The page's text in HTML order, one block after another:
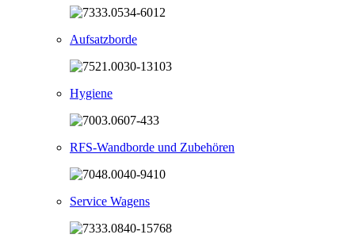
Aufsatzborde
Hygiene
RFS-Wandborde und Zubehören
Service Wagens